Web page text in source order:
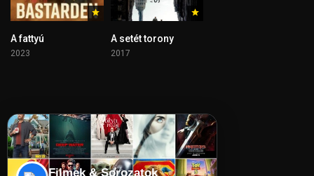
A fattyú
2023
A setét torony
2017
Filmek & Sorozatok